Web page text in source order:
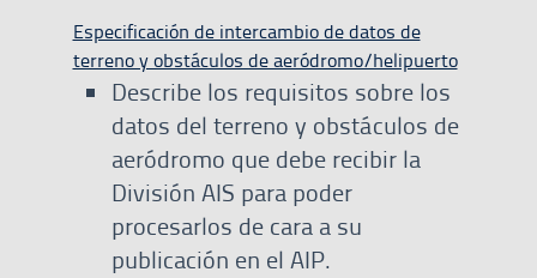
Especificación de intercambio de datos de
terreno y obstáculos de aeródromo/helipuerto
Describe los requisitos sobre los
datos del terreno y obstáculos de
aeródromo que debe recibir la
División AIS para poder
procesarlos de cara a su
publicación en el AIP.